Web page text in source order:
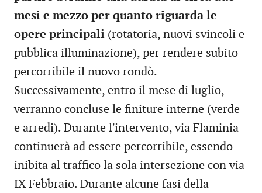
mesi e mezzo per quanto riguarda le
opere principali (rotatoria, nuovi svincoli e
pubblica illuminazione), per rendere subito
percorribile il nuovo rondò.
Successivamente, entro il mese di luglio,
verranno concluse le finiture interne (verde
e arredi). Durante l'intervento, via Flaminia
continuerà ad essere percorribile, essendo
inibita al traffico la sola intersezione con via
IX Febbraio. Durante alcune fasi della